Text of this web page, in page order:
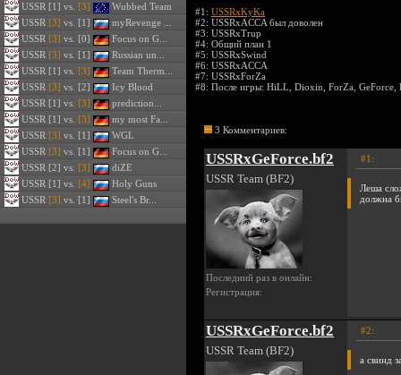
USSR [1] vs. [3]
Wubbed Team
USSR [3] vs. [1]
myRevenge ...
USSR [3] vs. [0]
Focus on G...
USSR [3] vs. [1]
Russian un...
USSR [1] vs. [3]
Team Therm...
USSR [3] vs. [2]
Icy Blood
USSR [1] vs. [3]
prediction...
USSR [1] vs. [3]
my most Fa...
USSR [3] vs. [1]
WGL
USSR [3] vs. [1]
Focus on G...
USSR [2] vs. [3]
diZE
USSR [1] vs. [4]
Holy Guns
USSR [3] vs. [1] Steel's Br...
#1: USSRxKyKa
#2: USSRxACCA был доволен
#3: USSRxTrup
#4: Общий план 1
#5: USSRxSwind
#6: USSRxACCA
#7: USSRxForZa
#8: После игры: HiLL, Dioxin, ForZa, GeForce,
3 Комментариев:
USSRxGeForce.bf2
USSR Team (BF2)
Последний раз в онлайн:
Регистрация:
#1:
Леша
должна
USSRxGeForce.bf2
USSR Team (BF2)
#2:
а свинд